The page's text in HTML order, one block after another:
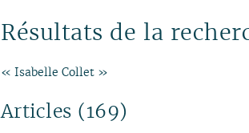
Résultats de la
« Isabelle Collet »
Articles (169)